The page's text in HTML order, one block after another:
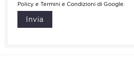
Policy e Termini e Condizioni di Google.
Invia